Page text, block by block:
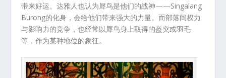
带来好运。达雅人也认为犀鸟是他们的战神——Singalang
Burong的化身，会给他们带来强大的力量。而部落间权力
与影响力的竞争，也经常以犀鸟身上取得的盔突或羽毛
等，作为某种地位的象征。